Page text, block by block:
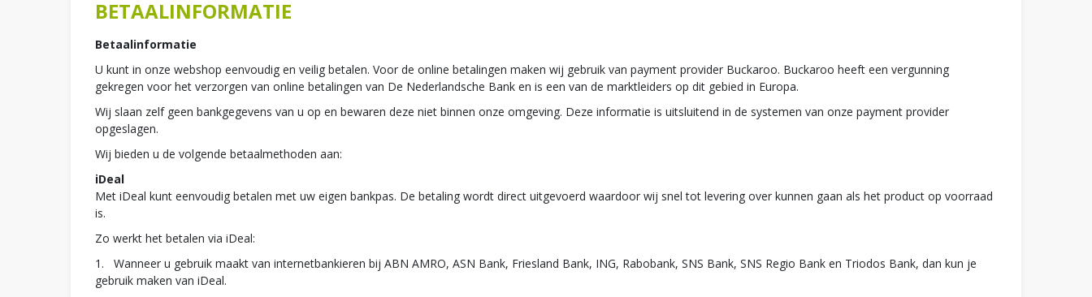
BETAALINFORMATIE
Betaalinformatie
U kunt in onze webshop eenvoudig en veilig betalen. Voor de online betalingen maken wij gebruik van payment provider Buckaroo. Buckaroo heeft een vergunning
gekregen voor het verzorgen van online betalingen van De Nederlandsche Bank en is een van de marktleiders op dit gebied in Europa.
Wij slaan zelf geen bankgegevens van u op en bewaren deze niet binnen onze omgeving. Deze informatie is uitsluitend in de systemen van onze payment provider
opgeslagen.
Wij bieden u de volgende betaalmethoden aan:
iDeal
Met iDeal kunt eenvoudig betalen met uw eigen bankpas. De betaling wordt direct uitgevoerd waardoor wij snel tot levering over kunnen gaan als het product op voorraad
is.
Zo werkt het betalen via iDeal:
1. Wanneer u gebruik maakt van internetbankieren bij ABN AMRO, ASN Bank, Friesland Bank, ING, Rabobank, SNS Bank, SNS Regio Bank en Triodos Bank, dan kun je
gebruik maken van iDeal.